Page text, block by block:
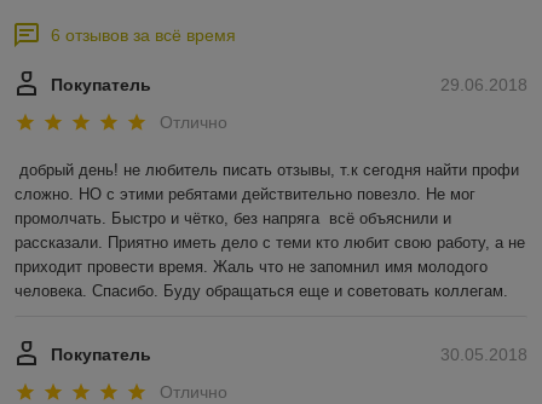
6 отзывов за всё время
29.06.2018
Покупатель
Отлично
добрый день! не любитель писать отзывы, т.к сегодня найти профи
сложно. НО с этими ребятами действительно повезло. Не мог
промолчать. Быстро и чётко, без напряга  всё объяснили и
рассказали. Приятно иметь дело с теми кто любит свою работу, а не
приходит провести время. Жаль что не запомнил имя молодого
человека. Спасибо. Буду обращаться еще и советовать коллегам.
30.05.2018
Покупатель
Отлично